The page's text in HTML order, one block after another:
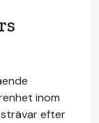
inom
strävar efter